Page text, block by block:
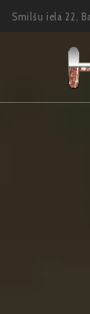
Smilšu iela 22,